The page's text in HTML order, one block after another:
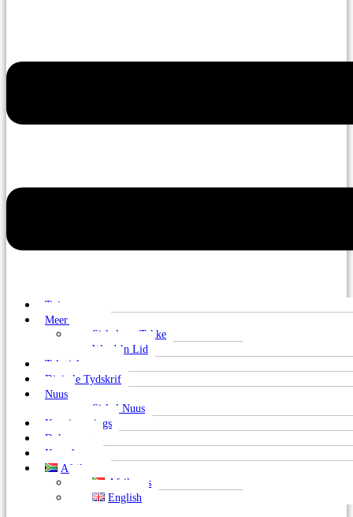
Tuis
Meer oor ons
Sirkels en Takke
Word ’n Lid
Tekstielmuseum
Digitale Tydskrif
Nuus
Sirkel Nuus
Kennisgewings
Dokumente
Kontak ons
Afrikaans
Afrikaans
English